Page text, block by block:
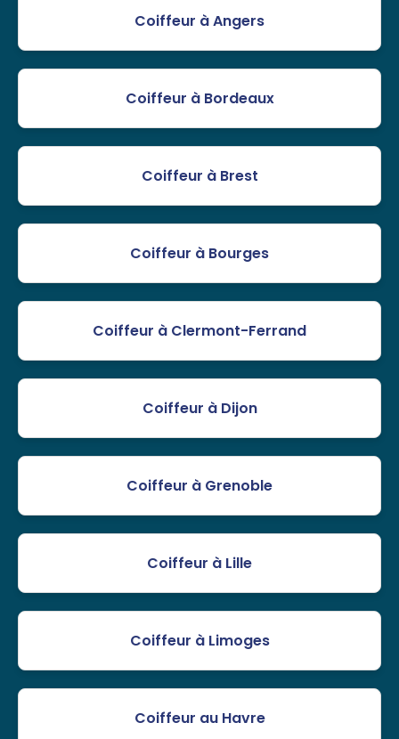
Coiffeur à Angers
Coiffeur à Bordeaux
Coiffeur à Brest
Coiffeur à Bourges
Coiffeur à Clermont-Ferrand
Coiffeur à Dijon
Coiffeur à Grenoble
Coiffeur à Lille
Coiffeur à Limoges
Coiffeur au Havre